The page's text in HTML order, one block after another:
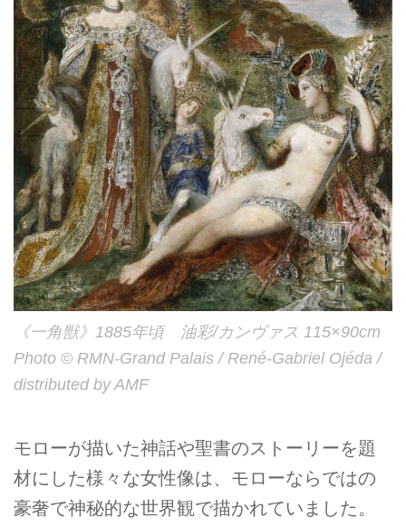
《一角獣》1885年頃 油彩/カンヴァス 115×90cm
Photo © RMN-Grand Palais / René-Gabriel Ojéda /
distributed by AMF
モローが描いた神話や聖書のストーリーを題
材にした様々な女性像は、モローならではの
豪奢で神秘的な世界観で描かれていました。